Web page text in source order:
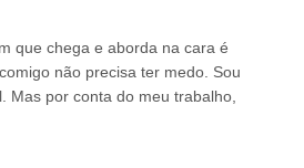
que chega e aborda na cara é
não precisa ter medo. Sou
Mas por conta do meu trabalho,